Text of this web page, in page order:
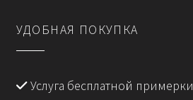
УДОБНАЯ ПОКУПКА
Услуга бесплатной примерки